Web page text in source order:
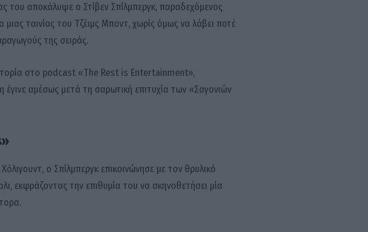
του αποκάλυψε ο Στίβεν Σπίλμπεργκ, παραδεχόμενος
μιας ταινίας του Τζέιμς Μποντ, χωρίς όμως να λάβει ποτέ
της σειράς.
στο podcast «The Rest is Entertainment»,
αμέσως μετά τη σαρωτική επιτυχία των «Σαγονιών
ο Σπίλμπεργκ επικοινώνησε με τον θρυλικό
εκφράζοντας την επιθυμία του να σκηνοθετήσει μία